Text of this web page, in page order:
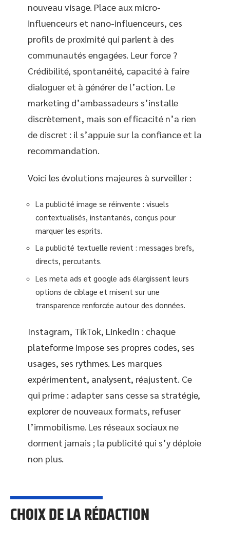
nouveau visage. Place aux micro-
influenceurs et nano-influenceurs, ces
profils de proximité qui parlent à des
communautés engagées. Leur force ?
Crédibilité, spontanéité, capacité à faire
dialoguer et à générer de l’action. Le
marketing d’ambassadeurs s’installe
discrètement, mais son efficacité n’a rien
de discret : il s’appuie sur la confiance et la
recommandation.
Voici les évolutions majeures à surveiller :
La publicité image se réinvente : visuels
contextualisés, instantanés, conçus pour
marquer les esprits.
La publicité textuelle revient : messages brefs,
directs, percutants.
Les meta ads et google ads élargissent leurs
options de ciblage et misent sur une
transparence renforcée autour des données.
Instagram, TikTok, LinkedIn : chaque
plateforme impose ses propres codes, ses
usages, ses rythmes. Les marques
expérimentent, analysent, réajustent. Ce
qui prime : adapter sans cesse sa stratégie,
explorer de nouveaux formats, refuser
l’immobilisme. Les réseaux sociaux ne
dorment jamais ; la publicité qui s’y déploie
non plus.
CHOIX DE LA RÉDACTION